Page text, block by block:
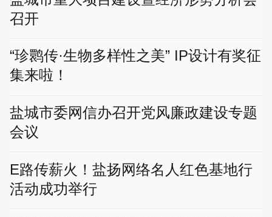
召开
“珍鹮传·生物多样性之美” IP设计有奖征
集来啦！
盐城市委网信办召开党风廉政建设专题
会议
E路传薪火！盐扬网络名人红色基地行
活动成功举行